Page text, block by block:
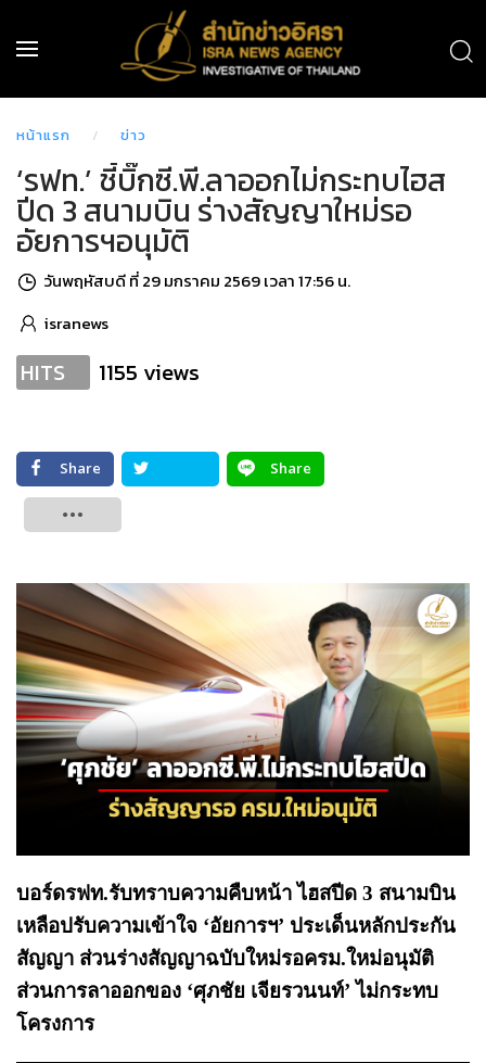
หน้าแรก ข่าว
‘รฟท.’ ชี้บิ๊กซี.พี.ลาออกไม่กระทบไฮส
ปีด 3 สนามบิน ร่างสัญญาใหม่รอ
อัยการฯอนุมัติ
วันพฤหัสบดี ที่ 29 มกราคม 2569 เวลา 17:56 น.
isranews
HITS 1155 views
Share
Share
บอร์ดรฟท.รับทราบความคืบหน้า ไฮสปีด 3 สนามบิน
เหลือปรับความเข้าใจ ‘อัยการฯ’ ประเด็นหลักประกัน
สัญญา ส่วนร่างสัญญาฉบับใหม่รอครม.ใหม่อนุมัติ
ส่วนการลาออกของ ‘ศุภชัย เจียรวนนท์’ ไม่กระทบ
โครงการ